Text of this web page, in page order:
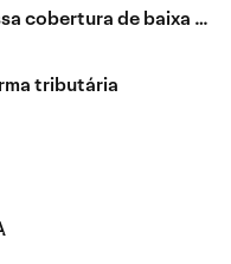
de baixa renda
tributária